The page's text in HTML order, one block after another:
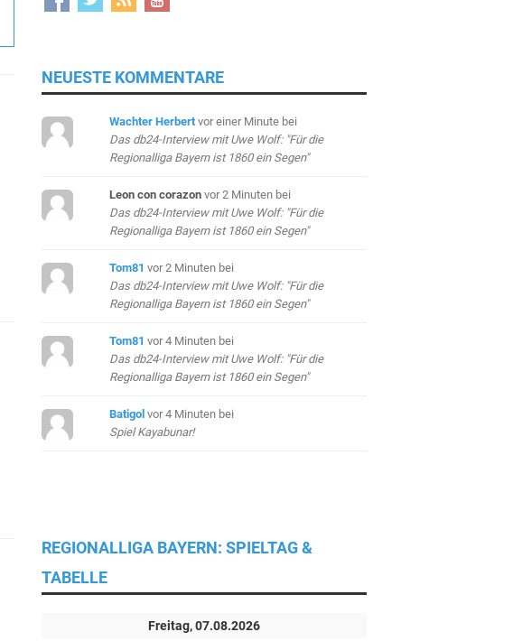
NEUESTE KOMMENTARE
Wachter Herbert vor einer Minutebei
Das db24-Interview mit Uwe Wolf: "Für die
Regionalliga Bayern ist 1860 ein Segen"
Leon con corazon vor 2 Minuten bei
Das db24-Interview mit Uwe Wolf: "Für die
Regionalliga Bayern ist 1860 ein Segen"
Tom81 vor 2 Minuten bei
Das db24-Interview mit Uwe Wolf: "Für die
Regionalliga Bayern ist 1860 ein Segen"
Tom81 vor 4 Minuten bei
Das db24-Interview mit Uwe Wolf: "Für die
Regionalliga Bayern ist 1860 ein Segen"
Batigol vor 4 Minuten bei
Spiel Kayabunar!
REGIONALLIGA BAYERN: SPIELTAG &
TABELLE
Freitag, 07.08.2026